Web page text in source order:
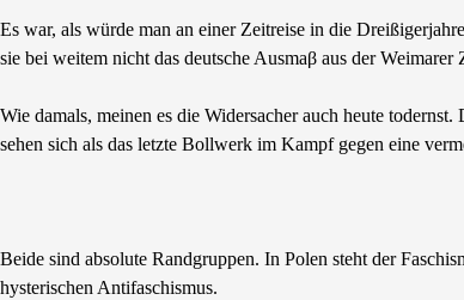
Es war, als würde man an einer Zeitreise in die
sie bei weitem nicht das deutsche Ausmaβ aus der Weimarer
Wie damals, meinen es die Widersacher auch heute
sehen sich als das letzte Bollwerk im Kampf gegen eine
Beide sind absolute Randgruppen. In Polen steht der
hysterischen Antifaschismus.